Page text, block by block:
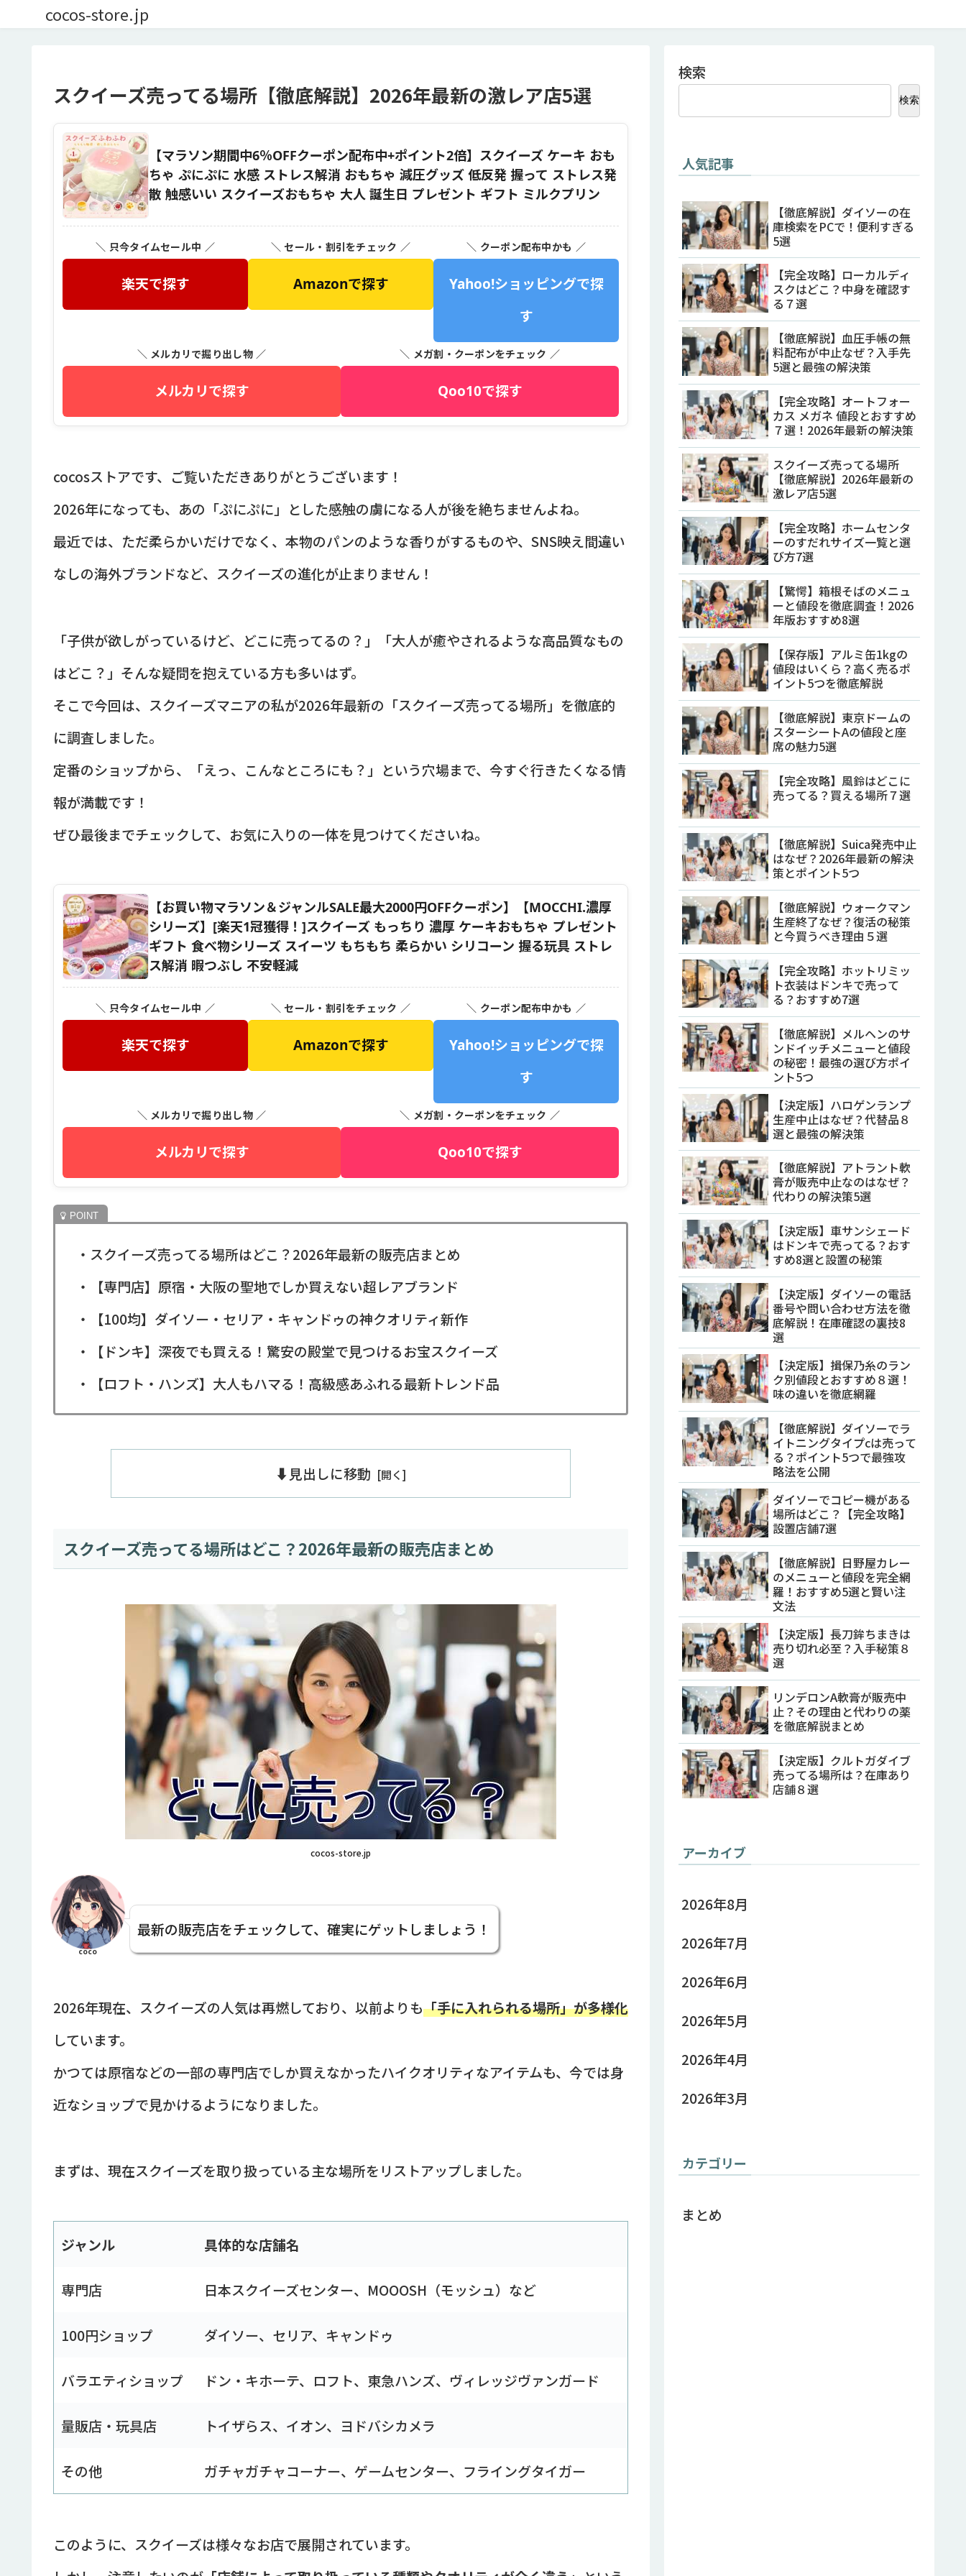
cocos-store.jp
スクイーズ売ってる場所【徹底解説】2026年最新の激レア店5選
【マラソン期間中6％OFFクーポン配布中+ポイント2倍】スクイーズ ケーキ おも
ちゃ ぷにぷに 水感 ストレス解消 おもちゃ 減圧グッズ 低反発 握って ストレス発
散 触感いい スクイーズおもちゃ 大人 誕生日 プレゼント ギフト ミルクプリン
＼ 只今タイムセール中 ／
楽天で探す
＼ セール・割引をチェック ／
Amazonで探す
＼ クーポン配布中かも ／
Yahoo!ショッピングで探
す
＼ メルカリで掘り出し物 ／
メルカリで探す
＼ メガ割・クーポンをチェック ／
Qoo10で探す
cocosストアです、ご覧いただきありがとうございます！
2026年になっても、あの「ぷにぷに」とした感触の虜になる人が後を絶ちませんよね。
最近では、ただ柔らかいだけでなく、本物のパンのような香りがするものや、SNS映え間違い
なしの海外ブランドなど、スクイーズの進化が止まりません！
「子供が欲しがっているけど、どこに売ってるの？」「大人が癒やされるような高品質なもの
はどこ？」そんな疑問を抱えている方も多いはず。
そこで今回は、スクイーズマニアの私が2026年最新の「スクイーズ売ってる場所」を徹底的
に調査しました。
定番のショップから、「えっ、こんなところにも？」という穴場まで、今すぐ行きたくなる情
報が満載です！
ぜひ最後までチェックして、お気に入りの一体を見つけてくださいね。
【お買い物マラソン＆ジャンルSALE最大2000円OFFクーポン】【MOCCHI.濃厚
シリーズ】[楽天1冠獲得！]スクイーズ もっちり 濃厚 ケーキおもちゃ プレゼント
ギフト 食べ物シリーズ スイーツ もちもち 柔らかい シリコーン 握る玩具 ストレ
ス解消 暇つぶし 不安軽減
＼ 只今タイムセール中 ／
楽天で探す
＼ セール・割引をチェック ／
Amazonで探す
＼ クーポン配布中かも ／
Yahoo!ショッピングで探
す
＼ メルカリで掘り出し物 ／
メルカリで探す
＼ メガ割・クーポンをチェック ／
Qoo10で探す
・スクイーズ売ってる場所はどこ？2026年最新の販売店まとめ
・【専門店】原宿・大阪の聖地でしか買えない超レアブランド
・【100均】ダイソー・セリア・キャンドゥの神クオリティ新作
・【ドンキ】深夜でも買える！驚安の殿堂で見つけるお宝スクイーズ
・【ロフト・ハンズ】大人もハマる！高級感あふれる最新トレンド品
⬇️見出しに移動
スクイーズ売ってる場所はどこ？2026年最新の販売店まとめ
cocos-store.jp
coco
最新の販売店をチェックして、確実にゲットしましょう！
2026年現在、スクイーズの人気は再燃しており、以前よりも「手に入れられる場所」が多様化
しています。
かつては原宿などの一部の専門店でしか買えなかったハイクオリティなアイテムも、今では身
近なショップで見かけるようになりました。
まずは、現在スクイーズを取り扱っている主な場所をリストアップしました。
ジャンル 具体的な店舗名
専門店 日本スクイーズセンター、MOOOSH（モッシュ）など
100円ショップ ダイソー、セリア、キャンドゥ
バラエティショップ ドン・キホーテ、ロフト、東急ハンズ、ヴィレッジヴァンガード
量販店・玩具店 トイザらス、イオン、ヨドバシカメラ
その他 ガチャガチャコーナー、ゲームセンター、フライングタイガー
このように、スクイーズは様々なお店で展開されています。
検索
検索
人気記事
【徹底解説】ダイソーの在
庫検索をPCで！便利すぎる
5選
【完全攻略】ローカルディ
スクはどこ？中身を確認す
る７選
【徹底解説】血圧手帳の無
料配布が中止なぜ？入手先
5選と最強の解決策
【完全攻略】オートフォー
カス メガネ 値段とおすすめ
７選！2026年最新の解決策
スクイーズ売ってる場所
【徹底解説】2026年最新の
激レア店5選
【完全攻略】ホームセンタ
ーのすだれサイズ一覧と選
び方7選
【驚愕】箱根そばのメニュ
ーと値段を徹底調査！2026
年版おすすめ8選
【保存版】アルミ缶1kgの
値段はいくら？高く売るポ
イント5つを徹底解説
【徹底解説】東京ドームの
スターシートAの値段と座
席の魅力5選
【完全攻略】風鈴はどこに
売ってる？買える場所７選
【徹底解説】Suica発売中止
はなぜ？2026年最新の解決
策とポイント5つ
【徹底解説】ウォークマン
生産終了なぜ？復活の秘策
と今買うべき理由５選
【完全攻略】ホットリミッ
ト衣装はドンキで売って
る？おすすめ7選
【徹底解説】メルヘンのサ
ンドイッチメニューと値段
の秘密！最強の選び方ポイ
ント5つ
【決定版】ハロゲンランプ
生産中止はなぜ？代替品８
選と最強の解決策
【徹底解説】アトラント軟
膏が販売中止なのはなぜ？
代わりの解決策5選
【決定版】車サンシェード
はドンキで売ってる？おす
すめ8選と設置の秘策
【決定版】ダイソーの電話
番号や問い合わせ方法を徹
底解説！在庫確認の裏技8
選
【決定版】揖保乃糸のラン
ク別値段とおすすめ８選！
味の違いを徹底網羅
【徹底解説】ダイソーでラ
イトニングタイプcは売って
る？ポイント5つで最強攻
略法を公開
ダイソーでコピー機がある
場所はどこ？【完全攻略】
設置店舗7選
【徹底解説】日野屋カレー
のメニューと値段を完全網
羅！おすすめ5選と賢い注
文法
【決定版】長刀鉾ちまきは
売り切れ必至？入手秘策８
選
リンデロンA軟膏が販売中
止？その理由と代わりの薬
を徹底解説まとめ
【決定版】クルトガダイブ
売ってる場所は？在庫あり
店舗８選
アーカイブ
2026年8月
2026年7月
2026年6月
2026年5月
2026年4月
2026年3月
カテゴリー
まとめ